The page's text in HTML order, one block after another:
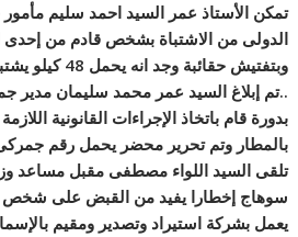
تمكن الأستاذ عمر السيد احمد سليم
الدولى من الاشتباة بشخص قادم من إحدى
وبتفتيش حقائبة وجد انه يحمل 48 كيلو يشتبة فيها بأنها مواد مخدرة
..تم إبلاغ السيد عمر محمد سليمان مدير
بدورة قام باتخاذ الإجراءات القانونية
بالمطار وتم تحرير محضر يحمل رقم جمركى 9 لعام 2017
تلقى السيد اللواء مصطفى مقبل مساعد
يعمل بشركة استيراد وتصدير ومقيم